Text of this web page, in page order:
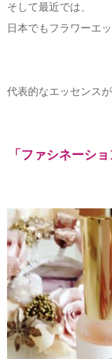
そして最近では、
日本でもフラワーエ
代表的なエッセンスが
「ファシネーシ